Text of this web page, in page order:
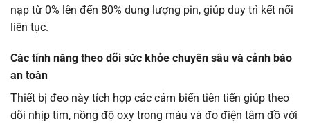
nạp từ 0% lên đến 80% dung lượng pin, giúp duy trì kết nối
liên tục.
Các tính năng theo dõi sức khỏe chuyên sâu và cảnh báo
an toàn
Thiết bị đeo này tích hợp các cảm biến tiên tiến giúp theo
dõi nhịp tim, nồng độ oxy trong máu và đo điện tâm đồ với